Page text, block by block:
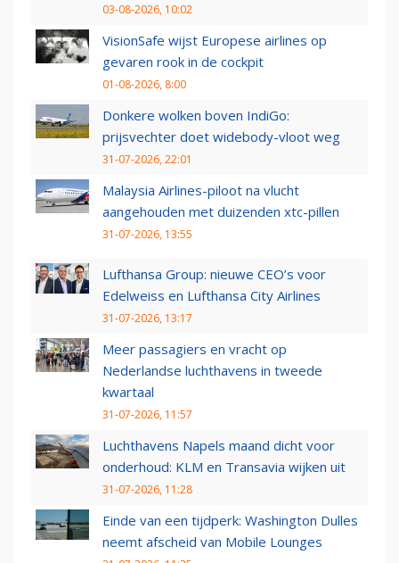
03-08-2026, 10:02
VisionSafe wijst Europese airlines op
gevaren rook in de cockpit
01-08-2026, 8:00
Donkere wolken boven IndiGo:
prijsvechter doet widebody-vloot weg
31-07-2026, 22:01
Malaysia Airlines-piloot na vlucht
aangehouden met duizenden xtc-pillen
31-07-2026, 13:55
Lufthansa Group: nieuwe CEO’s voor
Edelweiss en Lufthansa City Airlines
31-07-2026, 13:17
Meer passagiers en vracht op
Nederlandse luchthavens in tweede
kwartaal
31-07-2026, 11:57
Luchthavens Napels maand dicht voor
onderhoud: KLM en Transavia wijken uit
31-07-2026, 11:28
Einde van een tijdperk: Washington Dulles
neemt afscheid van Mobile Lounges